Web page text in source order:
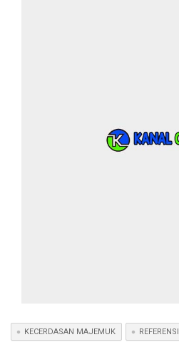
KECERDASAN MAJEMUK REFERENSI